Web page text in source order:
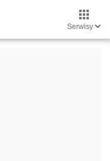
Serwisy